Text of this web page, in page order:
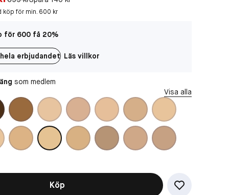
Då behöver vi att du accepterar
funktionella cookies
Visa alla
köp för min. 600 kr
för 600 få 20%
erbjudandet Läs villkor
som medlem
Köp